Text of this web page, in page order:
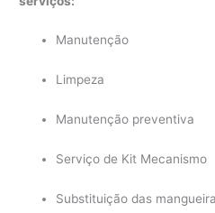
Manutenção
Limpeza
Manutenção preventiva
Serviço de Kit Mecanismo
Substituição das